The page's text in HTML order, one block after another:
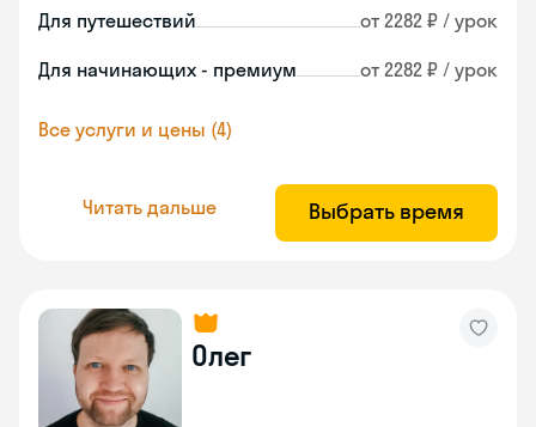
Для путешествий от 2282 ₽ / урок
Для начинающих - премиум от 2282 ₽ / урок
Все услуги и цены (4)
Читать дальше Выбрать время
Олег